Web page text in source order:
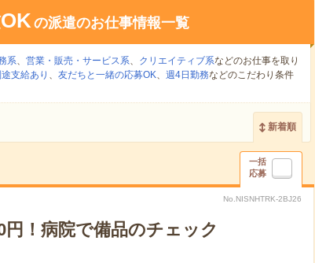
の派遣のお仕事情報一覧
系、 営業・販売・サービス系、 クリエイティブ系などのお仕事を取り
支給あり 、 友だちと一緒の応募OK、 週4日勤務などのこだわり条件
新着順
一括
応募
No.NISNHTRK-2BJ26
！病院で備品のチェック